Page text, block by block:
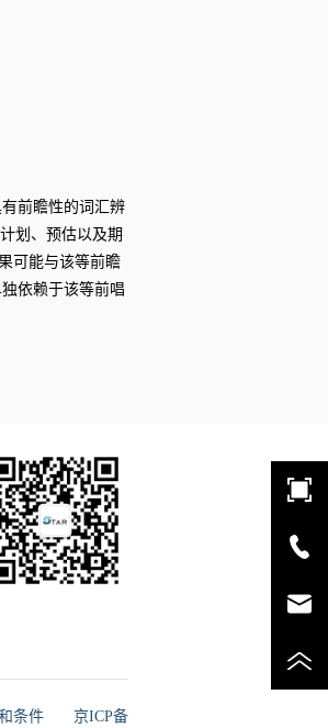
前瞻性的词汇辨
划、预估以及期
可能与该等前瞻
依赖于该等前唱
条件 京ICP备